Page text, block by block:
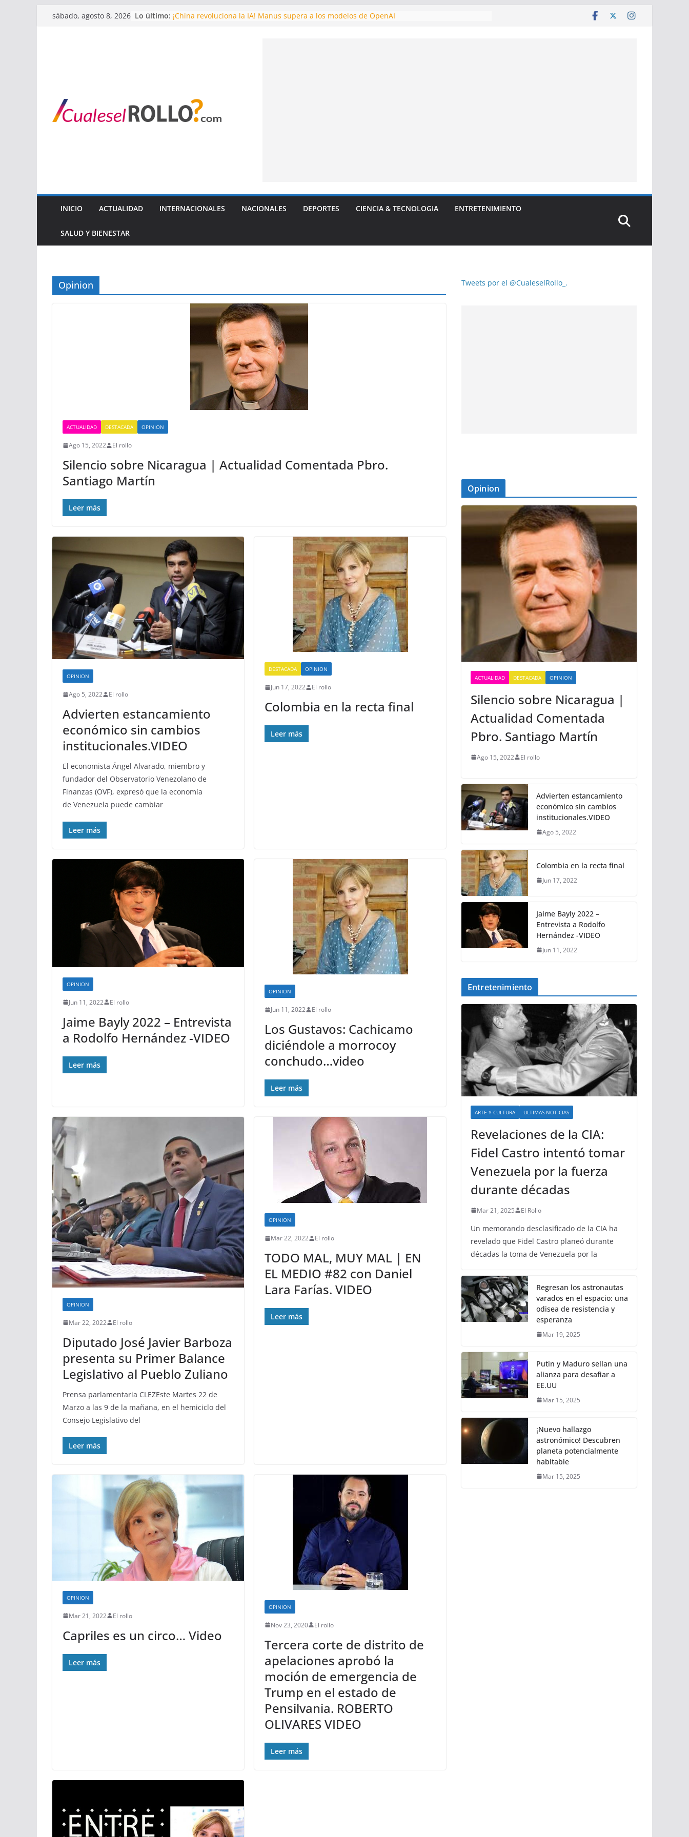
Saltarsábado, agosto 8, 2026 Lo último: ¡China revoluciona la IA! Manus supera a los modelos de OpenAI
INICIO ACTUALIDAD INTERNACIONALES NACIONALES DEPORTES CIENCIA & TECNOLOGIA ENTRETENIMIENTO
SALUD Y BIENESTAR
Opinion
ACTUALIDAD DESTACADA OPINION
Ago 15, 2022 El rollo
Silencio sobre Nicaragua | Actualidad Comentada Pbro.
Santiago Martín
Leer más
OPINION
Ago 5, 2022 El rollo
Advierten estancamiento
económico sin cambios
institucionales.VIDEO
El economista Ángel Alvarado, miembro y
fundador del Observatorio Venezolano de
Finanzas (OVF), expresó que la economía
de Venezuela puede cambiar
Leer más
DESTACADA OPINION
Jun 17, 2022 El rollo
Colombia en la recta final
Leer más
OPINION
Jun 11, 2022 El rollo
Jaime Bayly 2022 – Entrevista
a Rodolfo Hernández -VIDEO
Leer más
OPINION
Jun 11, 2022 El rollo
Los Gustavos: Cachicamo
diciéndole a morrocoy
conchudo…video
Leer más
OPINION
Mar 22, 2022 El rollo
Diputado José Javier Barboza
presenta su Primer Balance
Legislativo al Pueblo Zuliano
Prensa parlamentaria CLEZEste Martes 22 de
Marzo a las 9 de la mañana, en el hemiciclo del
Consejo Legislativo del
Leer más
OPINION
Mar 22, 2022 El rollo
TODO MAL, MUY MAL | EN
EL MEDIO #82 con Daniel
Lara Farías. VIDEO
Leer más
OPINION
Mar 21, 2022 El rollo
Capriles es un circo… Video
Leer más
OPINION
Nov 23, 2020 El rollo
Tercera corte de distrito de
apelaciones aprobó la
moción de emergencia de
Trump en el estado de
Pensilvania. ROBERTO
OLIVARES VIDEO
Leer más
Tweets por el @CualeselRollo_.
Opinion
ACTUALIDAD DESTACADA OPINION
Silencio sobre Nicaragua |
Actualidad Comentada
Pbro. Santiago Martín
Ago 15, 2022 El rollo
Advierten estancamiento
económico sin cambios
institucionales.VIDEO
Ago 5, 2022
Colombia en la recta final
Jun 17, 2022
Jaime Bayly 2022 –
Entrevista a Rodolfo
Hernández -VIDEO
Jun 11, 2022
Entretenimiento
ARTE Y CULTURA ULTIMAS NOTICIAS
Revelaciones de la CIA:
Fidel Castro intentó tomar
Venezuela por la fuerza
durante décadas
Mar 21, 2025 El Rollo
Un memorando desclasificado de la CIA ha
revelado que Fidel Castro planeó durante
décadas la toma de Venezuela por la
Regresan los astronautas
varados en el espacio: una
odisea de resistencia y
esperanza
Mar 19, 2025
Putin y Maduro sellan una
alianza para desafiar a
EE.UU
Mar 15, 2025
¡Nuevo hallazgo
astronómico! Descubren
planeta potencialmente
habitable
Mar 15, 2025